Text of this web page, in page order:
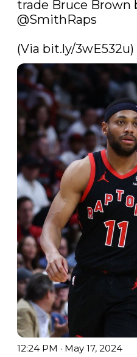
@SmithRaps
(Via bit.ly/3wE532u)
12:24 PM · May 17, 2024